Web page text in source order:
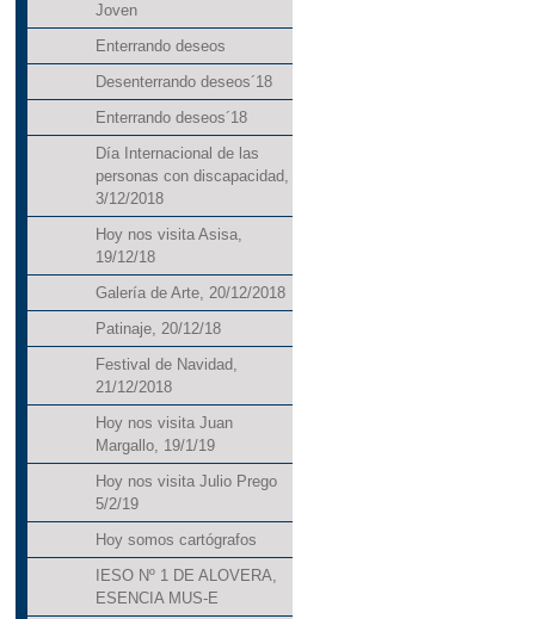
Joven
Enterrando deseos
Desenterrando deseos´18
Enterrando deseos´18
Día Internacional de las
personas con discapacidad,
3/12/2018
Hoy nos visita Asisa,
19/12/18
Galería de Arte, 20/12/2018
Patinaje, 20/12/18
Festival de Navidad,
21/12/2018
Hoy nos visita Juan
Margallo, 19/1/19
Hoy nos visita Julio Prego
5/2/19
Hoy somos cartógrafos
IESO Nº 1 DE ALOVERA,
ESENCIA MUS-E